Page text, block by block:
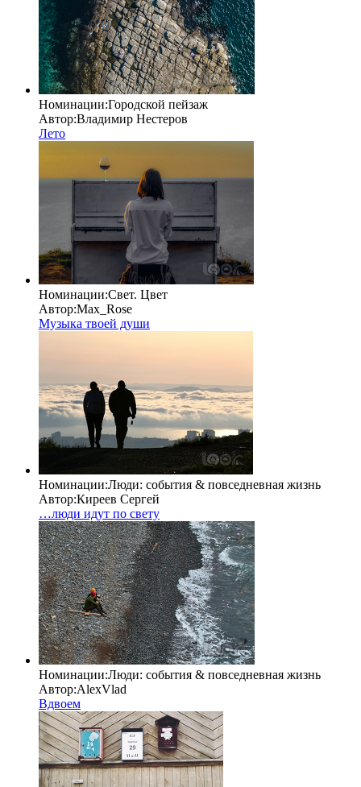
Номинации:Городской пейзаж
Автор:Владимир Нестеров
Лето
Номинации:Свет. Цвет
Автор:Max_Rose
Музыка твоей души
Номинации:Люди: cобытия & повседневная жизнь
Автор:Киреев Сергей
…люди идут по свету
Номинации:Люди: cобытия & повседневная жизнь
Автор:AlexVlad
Вдвоем